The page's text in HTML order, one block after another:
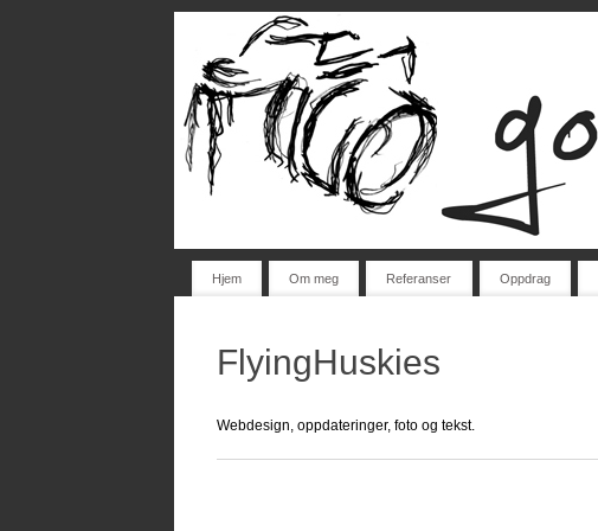
Hjem Om meg Referanser Oppdrag
FlyingHuskies
Webdesign, oppdateringer, foto og tekst.